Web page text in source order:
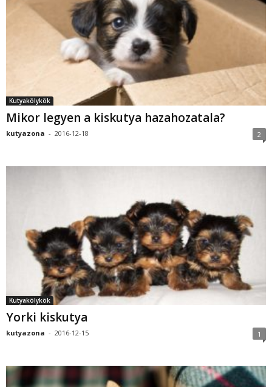
Kutyakölykök
Mikor legyen a kiskutya hazahozatala?
kutyazona - 2016-12-18 2
Kutyakölykök
Yorki kiskutya
kutyazona - 2016-12-15 1